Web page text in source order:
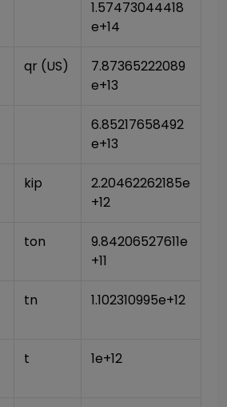
1.57473044418
e+14
qr (US)
7.87365222089
e+13
6.85217658492
e+13
kip
2.20462262185e
+12
ton
9.84206527611e
+11
tn 1.102310995e+12
t 1e+12